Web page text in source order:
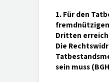
1. Für den
fremdnützigen
Dritten
Die
sein muss (BGH